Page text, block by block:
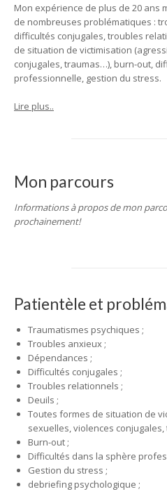
Mon expérience de plus de 20 ans
de nombreuses problématiques :
difficultés conjugales, troubles
de situation de victimisation
conjugales, traumas…), burn-out,
professionnelle, gestion du stress.
Lire plus..
Mon parcours
Informations à propos de mon
prochainement!
Patientèle et
Traumatismes psychiques ;
Troubles anxieux ;
Dépendances ;
Difficultés conjugales ;
Troubles relationnels ;
Deuils ;
Toutes formes de situation de
sexuelles, violences
Burn-out ;
Difficultés dans la sphère
Gestion du stress ;
debriefing psychologique ;